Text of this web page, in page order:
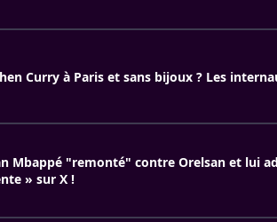
Curry à Paris et sans bijoux ? Les
Mbappé "remonté" contre Orelsan et lui
» sur X !